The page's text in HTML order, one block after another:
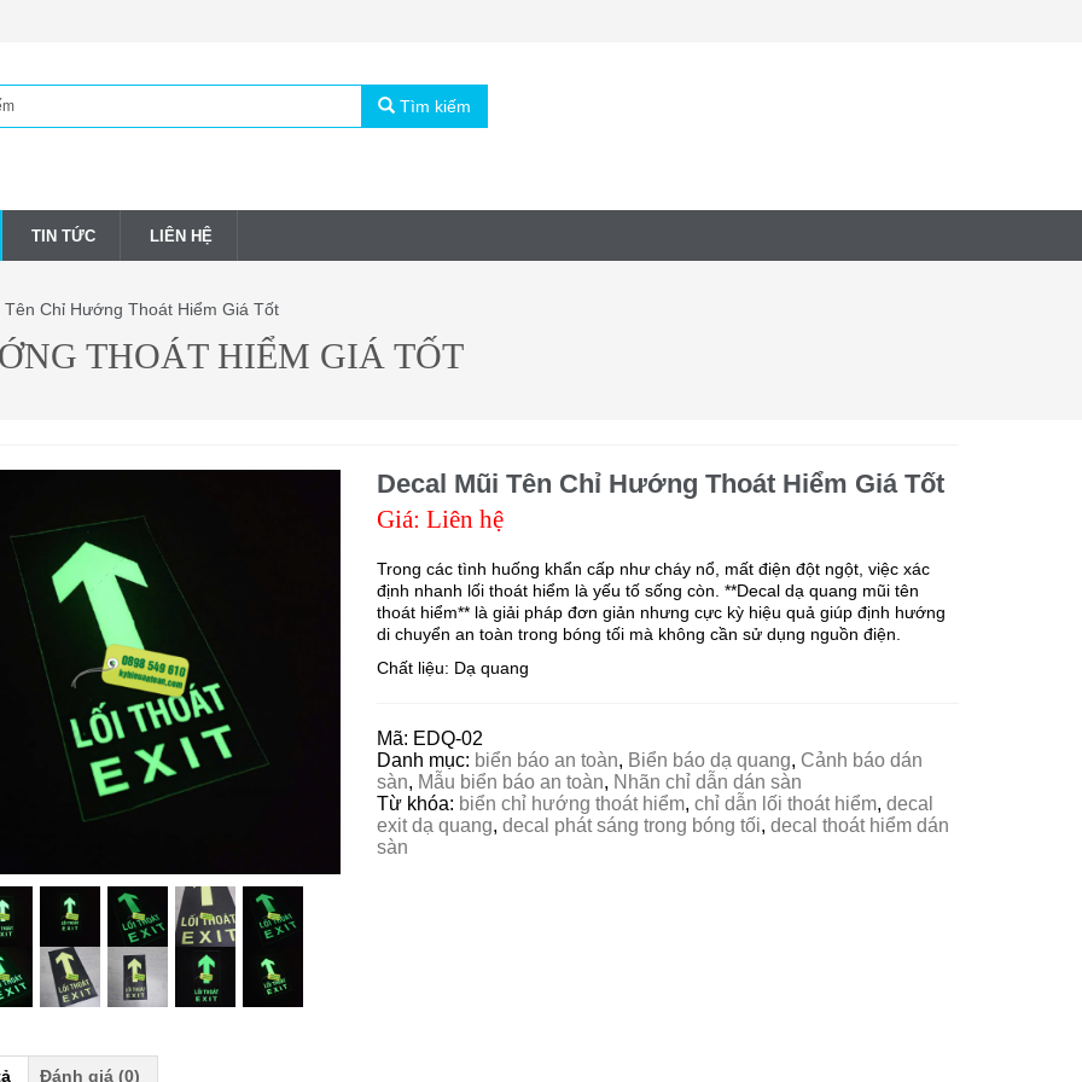
Tìm kiếm
TIN TỨC LIÊN HỆ
Chỉ Hướng Thoát Hiểm Giá Tốt
THOÁT HIỂM GIÁ TỐT
Decal Mũi Tên Chỉ Hướng Thoát Hiểm Giá Tốt
Giá: Liên hệ
Trong các tình huống khẩn cấp như cháy nổ, mất điện đột ngột, việc xác
định nhanh lối thoát hiểm là yếu tố sống còn. **Decal dạ quang mũi tên
thoát hiểm** là giải pháp đơn giản nhưng cực kỳ hiệu quả giúp định hướng
di chuyển an toàn trong bóng tối mà không cần sử dụng nguồn điện.
Chất liệu: Dạ quang
Mã: EDQ-02
Danh mục: biển báo an toàn, Biển báo dạ quang, Cảnh báo dán
sàn, Mẫu biển báo an toàn, Nhãn chỉ dẫn dán sàn
Từ khóa: biển chỉ hướng thoát hiểm,chỉ dẫn lối thoát hiểm,decal
exit dạ quang,decal phát sáng trong bóng tối,decal thoát hiểm dán
sàn
Đánh giá (0)